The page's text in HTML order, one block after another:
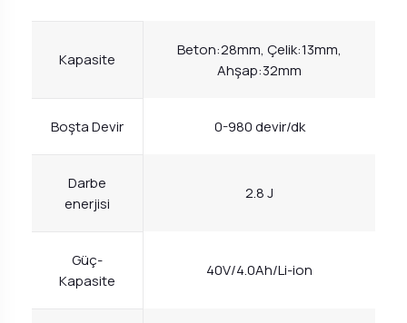
Kapasite
Beton:28mm, Çelik:13mm,
Ahşap:32mm
Boşta Devir 0-980 devir/dk
Darbe
enerjisi
2.8 J
Güç-
Kapasite
40V/4.0Ah/Li-ion